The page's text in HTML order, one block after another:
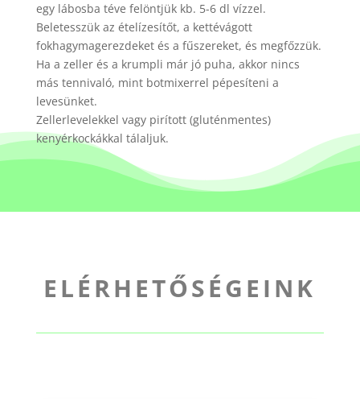
egy lábosba téve felöntjük kb. 5-6 dl vízzel.
Beletesszük az ételízesítőt, a kettévágott
fokhagymagerezdeket és a fűszereket, és megfőzzük.
Ha a zeller és a krumpli már jó puha, akkor nincs
más tennivaló, mint botmixerrel pépesíteni a
levesünket.
Zellerlevelekkel vagy pirított (gluténmentes)
kenyérkockákkal tálaljuk.
ELÉRHETŐSÉGEINK